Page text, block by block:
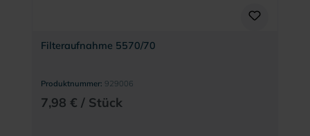
Filteraufnahme 5570/70
Produktnummer: 929006
7,98 € / Stück